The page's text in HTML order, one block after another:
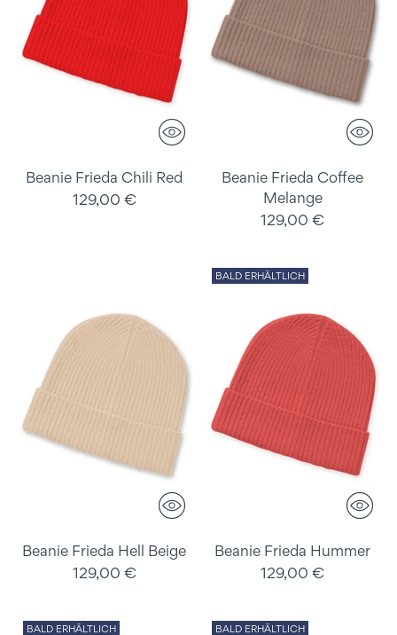
Beanie Frieda Chili Red
129,00 €
Beanie Frieda Coffee
Melange
129,00 €
Beanie Frieda Hell Beige
129,00 €
BALD ERHÄLTLICH
Beanie Frieda Hummer
129,00 €
BALD ERHÄLTLICH BALD ERHÄLTLICH